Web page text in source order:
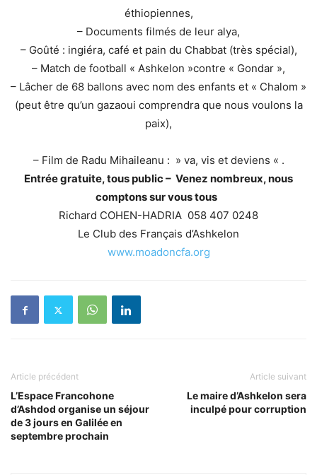
éthiopiennes,
– Documents filmés de leur alya,
– Goûté : ingiéra, café et pain du Chabbat (très spécial),
– Match de football « Ashkelon »contre « Gondar »,
– Lâcher de 68 ballons avec nom des enfants et « Chalom »
(peut être qu’un gazaoui comprendra que nous voulons la
paix),
– Film de Radu Mihaileanu : » va, vis et deviens « .
Entrée gratuite, tous public – Venez nombreux, nous
comptons sur vous tous
Richard COHEN-HADRIA 058 407 0248
Le Club des Français d’Ashkelon
www.moadoncfa.org
Article précédent
L’Espace Francohone
d’Ashdod organise un séjour
de 3 jours en Galilée en
septembre prochain
Article suivant
Le maire d’Ashkelon sera
inculpé pour corruption